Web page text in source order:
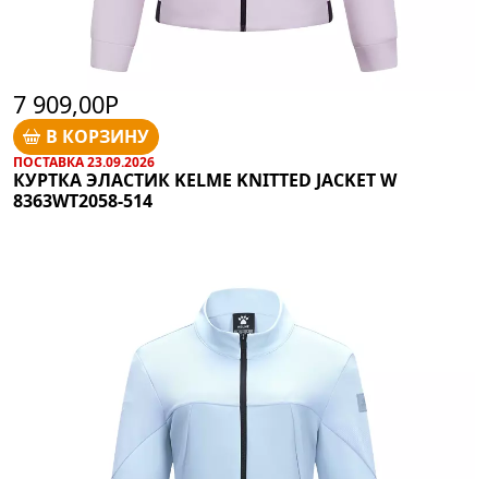
7 909,00Р
В КОРЗИНУ
ПОСТАВКА 23.09.2026
КУРТКА ЭЛАСТИК KELME KNITTED JACKET W
8363WT2058-514